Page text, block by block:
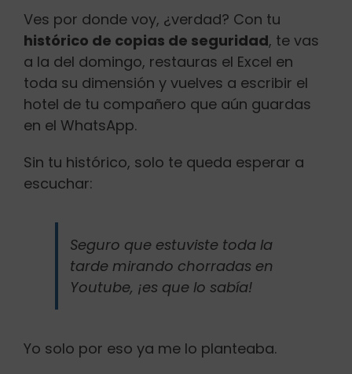
Ves por donde voy, ¿verdad? Con tu
histórico de copias de seguridad, te vas
a la del domingo, restauras el Excel en
toda su dimensión y vuelves a escribir el
hotel de tu compañero que aún guardas
en el WhatsApp.
Sin tu histórico, solo te queda esperar a
escuchar:
Seguro que estuviste toda la
tarde mirando chorradas en
Youtube, ¡es que lo sabía!
Yo solo por eso ya me lo planteaba.